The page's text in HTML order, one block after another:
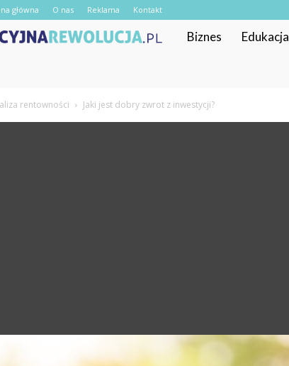
główna O nas Reklama Kontakt
RekrutacyjnaRewolucja.pl
Biznes Edukacja
rentowności Jaki jest dobry zwrot z inwestycji?